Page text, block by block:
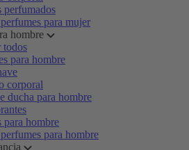
perfumados
para mujer
hombre
todos
para hombre
corporal
ducha para hombre
para hombre
para hombre